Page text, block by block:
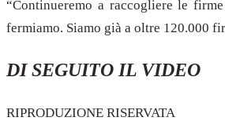
“Continueremo a raccogliere le
fermiamo. Siamo già a oltre 120.000
DI SEGUITO IL VIDEO
RIPRODUZIONE RISERVATA